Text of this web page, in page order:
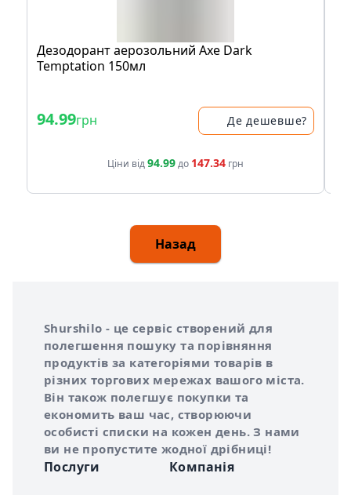
Дезодорант аерозольний Axe Dark
Temptation 150мл
94.99грн Де дешевше?
Ціни від94.99до 147.34 грн
Назад
Про сервіс Shurshilo
Shurshilo - це сервіс створений для
полегшення пошуку та порівняння
продуктів за категоріями товарів в
різних торгових мережах вашого міста.
Він також полегшує покупки та
економить ваш час, створюючи
особисті списки на кожен день. З нами
ви не пропустите жодної дрібниці!
Послуги Компанія